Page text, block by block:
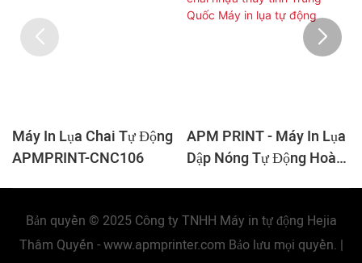
Máy In Lụa Chai Tự Động
APMPRINT-CNC106
APM PRINT - Máy In Lụa
Dập Nóng Tự Động Hoàn
Máy In Lụa Tự Động
Bản quyền © 2025 Công ty TNHH Máy in tự động Hejia
Thâm Quyến -www.apmprinter.com Bảo lưu mọi quyền. |